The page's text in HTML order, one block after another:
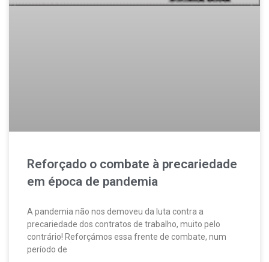
Reforçado o combate à precariedade
em época de pandemia
A pandemia não nos demoveu da luta contra a
precariedade dos contratos de trabalho, muito pelo
contrário! Reforçámos essa frente de combate, num
período de